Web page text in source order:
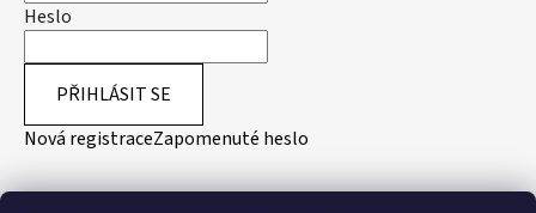
Heslo
PŘIHLÁSIT SE
Nová registraceZapomenuté heslo